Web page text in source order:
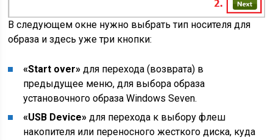
В следующем окне нужно выбрать тип носителя для
образа и здесь уже три кнопки:
«Start over» для перехода (возврата) в
предыдущее меню, для выбора образа
установочного образа Windows Seven.
«USB Device» для перехода к выбору флеш
накопителя или переносного жесткого диска, куда